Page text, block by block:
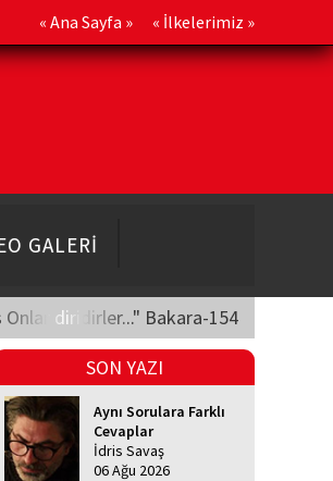
« Ana Sayfa » « İlkelerimiz »
GALERİ
diridirler..." Bakara-154
SON YAZI
Aynı Sorulara Farklı
Cevaplar
İdris Savaş
06 Ağu 2026